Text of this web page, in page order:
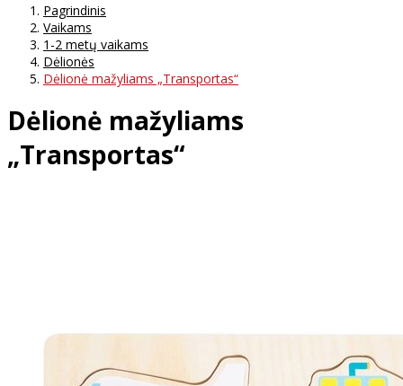
Pagrindinis
Vaikams
1-2 metų vaikams
Dėlionės
Dėlionė mažyliams „Transportas“
Dėlionė mažyliams
„Transportas“